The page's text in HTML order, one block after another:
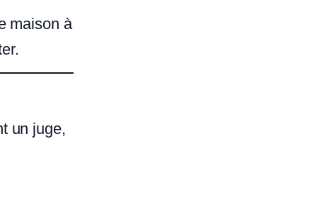
maison à
un juge,